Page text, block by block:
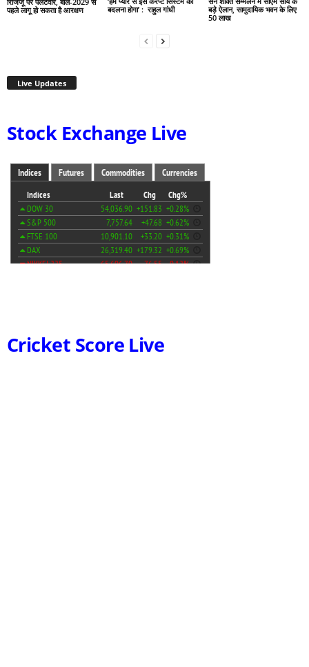
पहले लागू हो सकता है आरक्षण
बदलना होगा’ : राहुल गांधी
बड़े ऐलान, सामुदायिक भवन के लिए
50 लाख
Live Updates
Stock Exchange Live
Cricket Score Live